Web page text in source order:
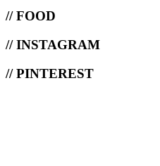
// FOOD
// INSTAGRAM
// PINTEREST